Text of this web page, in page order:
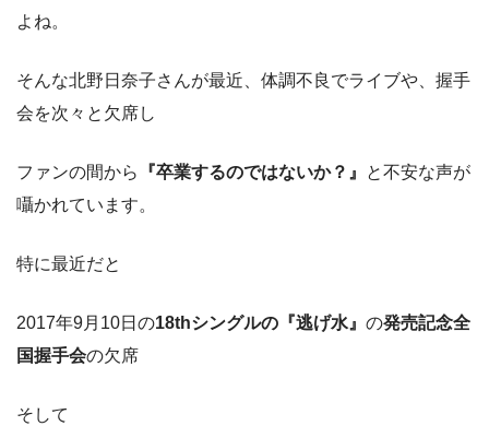
よね。
そんな北野日奈子さんが最近、体調不良でライブや、握手
会を次々と欠席し
ファンの間から 『卒業するのではないか？』
と不安な声が
囁かれています。
特に最近だと
2017年9月10日の18thシングルの『逃げ水』 の発売記念全
国握手会の欠席
そして